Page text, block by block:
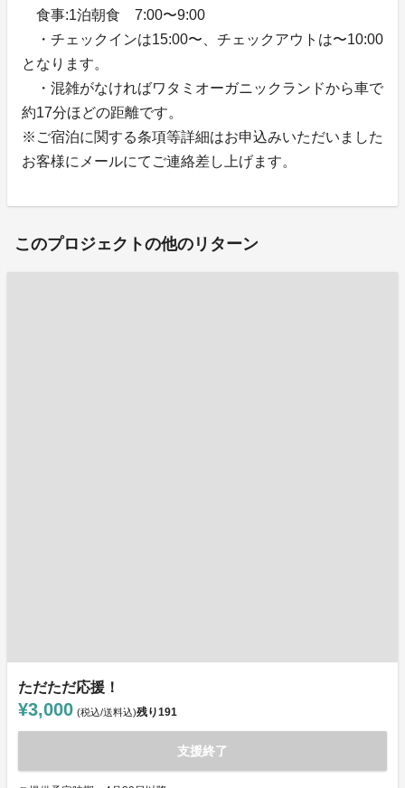
食事:1泊朝食 7:00〜9:00
・チェックインは15:00〜、チェックアウトは〜10:00
となります。
・混雑がなければワタミオーガニックランドから車で
約17分ほどの距離です。
※ご宿泊に関する条項等詳細はお申込みいただいました
お客様にメールにてご連絡差し上げます。
このプロジェクトの他のリターン
ただただ応援！
¥3,000 (税込/送料込)残り191
支援終了